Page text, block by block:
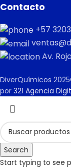
Contacto
+57
Av.
DiverQuímicos
por 321 Agencia
Search
Start typing to see